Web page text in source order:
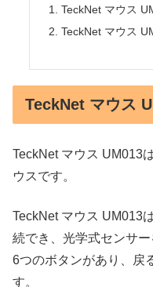
TeckNet マウス
TeckNet マウス
TeckNet マウス
TeckNet マウス UM013
ウスです。
TeckNet マウス UM013
続でき、光学式センサー
6つのボタンがあり、戻
す。